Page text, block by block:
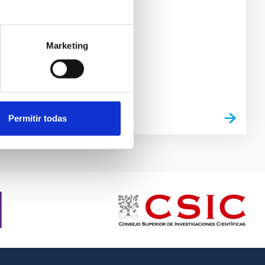
Marketing
Permitir todas